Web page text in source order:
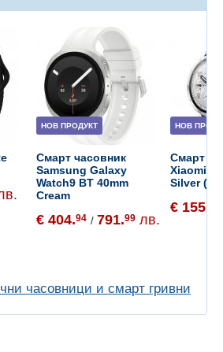
НОВ ПРОДУКТ
Смарт часовник
Samsung Galaxy
Watch9 BT 40mm
Cream
€ 404.94 / 791.99 лв.
НОВ
Смарт
Xiaomi
Silver
€ 155.
часовници и смарт гривни